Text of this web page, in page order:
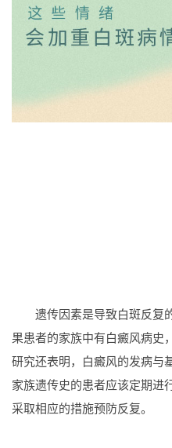
遗传因素是导致白斑反复的
果患者的家族中有白癜风病史
研究还表明，白癜风的发病与
家族遗传史的患者应该定期进
采取相应的措施预防反复。